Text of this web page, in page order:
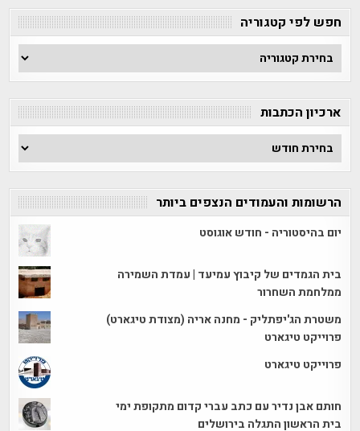
חפש לפי קטגוריה
חפש
לפי
ארכיון הכתבות
ארכיון
הכתבות
הרשומות והעמודים הנצפים ביותר
יום בהיסטוריה - חודש אוגוסט
בית הגמדים של קיבוץ עמיעד | עמדת השמירה
ממלחמת השחרור
משטרת הג'יפתליק - מחנה אריה (מצודת טיגארט)
פרוייקט טיגארט
פרוייקט טיגארט
חותם אבן נדיר עם כתב עברי קדום מתקופת ימי
בית הראשון התגלה בירושלים